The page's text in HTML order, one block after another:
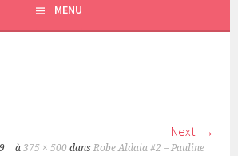
MENU
Next
à375 × 500 dansRobe Aldaia #2 – Pauline